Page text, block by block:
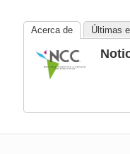
Acerca de Últimas